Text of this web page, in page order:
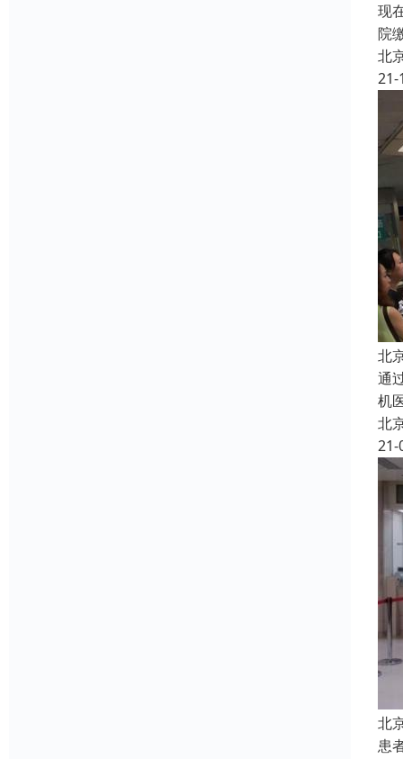
现
院
北
21-
北
通
机
北
21-
北
患